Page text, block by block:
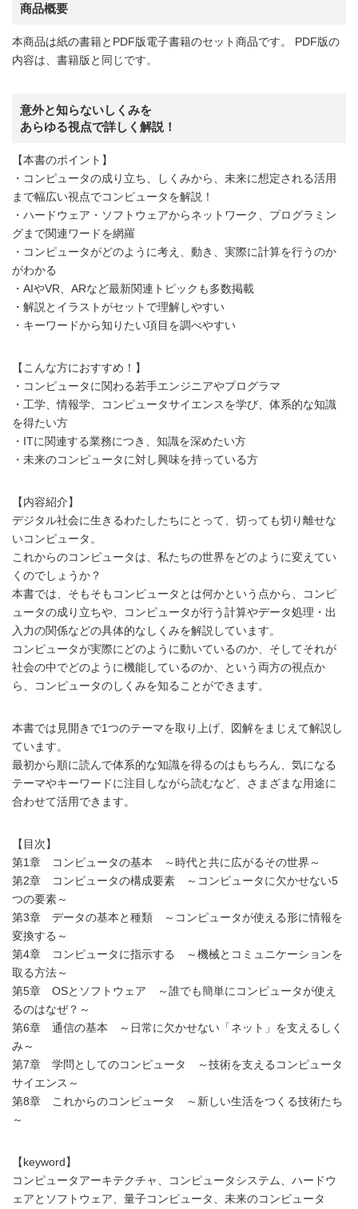
商品概要
本商品は紙の書籍とPDF版電子書籍のセット商品です。 PDF版の
内容は、書籍版と同じです。
意外と知らないしくみを
あらゆる視点で詳しく解説！
【本書のポイント】
・コンピュータの成り立ち、しくみから、未来に想定される活用
まで幅広い視点でコンピュータを解説！
・ハードウェア・ソフトウェアからネットワーク、プログラミン
グまで関連ワードを網羅
・コンピュータがどのように考え、動き、実際に計算を行うのか
がわかる
・AIやVR、ARなど最新関連トピックも多数掲載
・解説とイラストがセットで理解しやすい
・キーワードから知りたい項目を調べやすい
【こんな方におすすめ！】
・コンピュータに関わる若手エンジニアやプログラマ
・工学、情報学、コンピュータサイエンスを学び、体系的な知識
を得たい方
・ITに関連する業務につき、知識を深めたい方
・未来のコンピュータに対し興味を持っている方
【内容紹介】
デジタル社会に生きるわたしたちにとって、切っても切り離せな
いコンピュータ。
これからのコンピュータは、私たちの世界をどのように変えてい
くのでしょうか？
本書では、そもそもコンピュータとは何かという点から、コンピ
ュータの成り立ちや、コンピュータが行う計算やデータ処理・出
入力の関係などの具体的なしくみを解説しています。
コンピュータが実際にどのように動いているのか、そしてそれが
社会の中でどのように機能しているのか、という両方の視点か
ら、コンピュータのしくみを知ることができます。
本書では見開きで1つのテーマを取り上げ、図解をまじえて解説し
ています。
最初から順に読んで体系的な知識を得るのはもちろん、気になる
テーマやキーワードに注目しながら読むなど、さまざまな用途に
合わせて活用できます。
【目次】
第1章 コンピュータの基本 ～時代と共に広がるその世界～
第2章 コンピュータの構成要素 ～コンピュータに欠かせない5
つの要素～
第3章 データの基本と種類 ～コンピュータが使える形に情報を
変換する～
第4章 コンピュータに指示する ～機械とコミュニケーションを
取る方法～
第5章 OSとソフトウェア ～誰でも簡単にコンピュータが使え
るのはなぜ？～
第6章 通信の基本 ～日常に欠かせない「ネット」を支えるしく
み～
第7章 学問としてのコンピュータ ～技術を支えるコンピュータ
サイエンス～
第8章 これからのコンピュータ ～新しい生活をつくる技術たち
～
【keyword】
コンピュータアーキテクチャ、コンピュータシステム、ハードウ
ェアとソフトウェア、量子コンピュータ、未来のコンピュータ